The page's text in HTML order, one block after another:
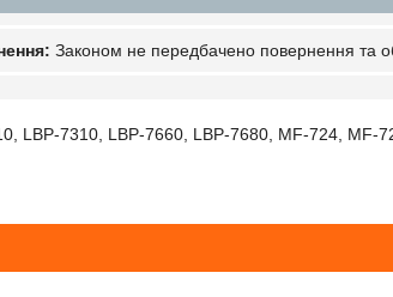
Законом не передбачено повернення та
LBP-7310, LBP-7660, LBP-7680, MF-724,